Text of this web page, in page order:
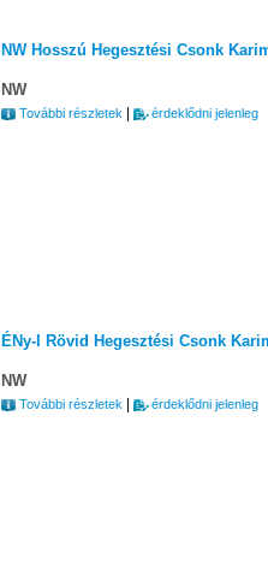
NW Hosszú Hegesztési Csonk
NW
További részletek érdeklődni jelenleg
ÉNy-I Rövid Hegesztési Csonk
NW
További részletek érdeklődni jelenleg